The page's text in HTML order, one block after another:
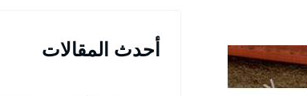
أحدث المقالات